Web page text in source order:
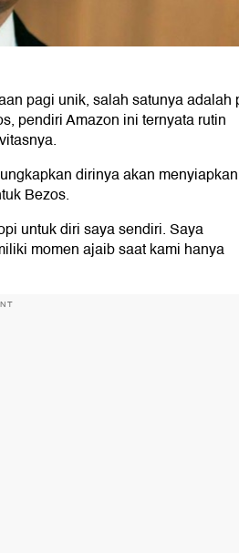
pagi unik, salah satunya adalah
pendiri Amazon ini ternyata rutin
dirinya akan
Bezos.
untuk diri saya sendiri. Saya
momen ajaib saat kami hanya